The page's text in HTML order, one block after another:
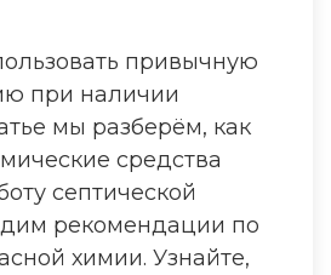
привычную
при наличии
мы разберём, как
средства
септической
рекомендации по
химии. Узнайте,